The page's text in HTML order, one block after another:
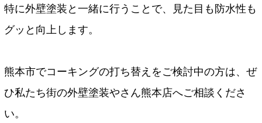
特に外壁塗装と一緒に行うことで、見た目も防水性も
グッと向上します。
熊本市でコーキングの打ち替えをご検討中の方は、ぜ
ひ私たち街の外壁塗装やさん熊本店へご相談くださ
い。